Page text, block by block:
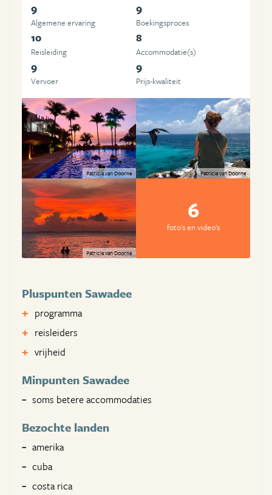
9
Algemene ervaring
9
Boekingsproces
10
Reisleiding
8
Accommodatie(s)
9
Vervoer
9
Prijs-kwaliteit
Patricia van Doorne Patricia van Doorne
Patricia van Doorne
6
foto's en video's
Pluspunten Sawadee
programma
reisleiders
vrijheid
Minpunten Sawadee
soms betere accommodaties
Bezochte landen
amerika
cuba
costa rica